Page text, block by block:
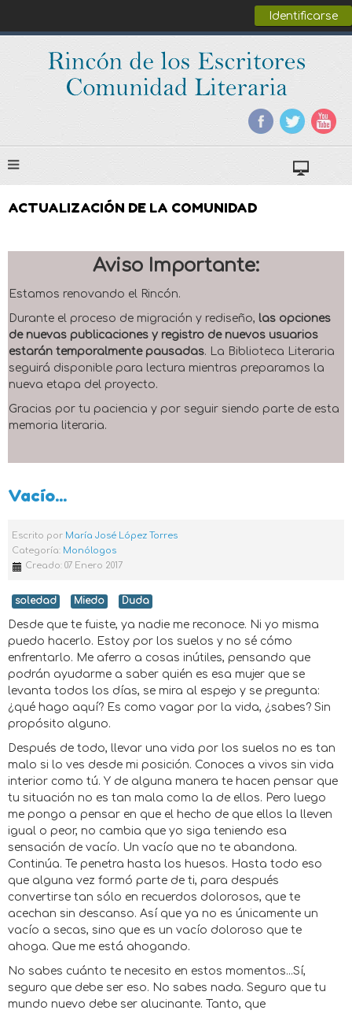
Identificarse
ACTUALIZACIÓN DE LA COMUNIDAD
Aviso Importante:
Estamos renovando el Rincón.
Durante el proceso de migración y rediseño, las opciones
de nuevas publicaciones y registro de nuevos usuarios
estarán temporalmente pausadas. La Biblioteca Literaria
seguirá disponible para lectura mientras preparamos la
nueva etapa del proyecto.
Gracias por tu paciencia y por seguir siendo parte de esta
memoria literaria.
Vacío...
Escrito por María José López Torres
Categoría: Monólogos
Creado: 07 Enero 2017
soledad Miedo Duda
Desde que te fuiste, ya nadie me reconoce. Ni yo misma
puedo hacerlo. Estoy por los suelos y no sé cómo
enfrentarlo. Me aferro a cosas inútiles, pensando que
podrán ayudarme a saber quién es esa mujer que se
levanta todos los días, se mira al espejo y se pregunta:
¿qué hago aquí? Es como vagar por la vida, ¿sabes? Sin
propósito alguno.
Después de todo, llevar una vida por los suelos no es tan
malo si lo ves desde mi posición. Conoces a vivos sin vida
interior como tú. Y de alguna manera te hacen pensar que
tu situación no es tan mala como la de ellos. Pero luego
me pongo a pensar en que el hecho de que ellos la lleven
igual o peor, no cambia que yo siga teniendo esa
sensación de vacío. Un vacío que no te abandona.
Continúa. Te penetra hasta los huesos. Hasta todo eso
que alguna vez formó parte de ti, para después
convertirse tan sólo en recuerdos dolorosos, que te
acechan sin descanso. Así que ya no es únicamente un
vacío a secas, sino que es un vacío doloroso que te
ahoga. Que me está ahogando.
No sabes cuánto te necesito en estos momentos...Sí,
seguro que debe ser eso. No sabes nada. Seguro que tu
mundo nuevo debe ser alucinante. Tanto, que